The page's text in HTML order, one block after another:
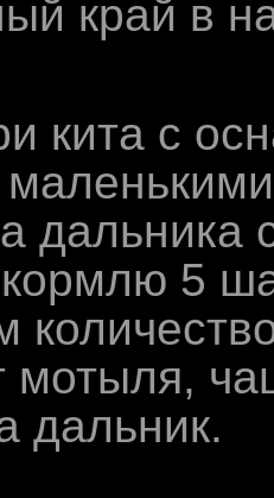
край в
кита с
дальника
5
мотыля,
дальник.